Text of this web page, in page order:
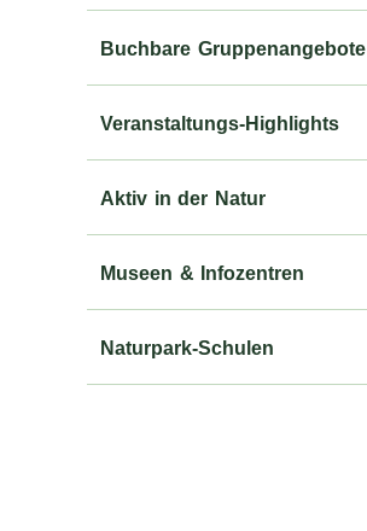
Buchbare Gruppenangebote
Veranstaltungs-Highlights
Aktiv in der Natur
Museen & Infozentren
Naturpark-Schulen